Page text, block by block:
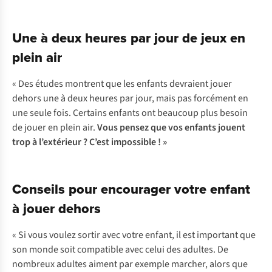
d’apprentissage
par
action-
réaction
directe
augmente
leur
capacité
les
aide
à
des
problèmes.
Et
jouer
à
l’extérieur
ils
rentrent
de
l’école,
avant
leurs
devoirs.
améliorent
aussi
leur
Une à deux heures par jour de jeux en
plein air
« Des études montrent que les enfants devraient jouer
dehors une à deux heures par jour, mais pas forcément en
une seule fois. Certains enfants ont beaucoup plus besoin
de jouer en plein air.Vous pensez que vos enfants jouent
trop à l’extérieur ? C’est impossible ! »
Conseils pour encourager votre enfant
à jouer dehors
« Sivousvoulezsortiravecvotreenfant,ilestimportantque
son mondesoitcompatibleavecceluides adultes. De
nombreuxadultes aimentparexemplemarcher,alorsque